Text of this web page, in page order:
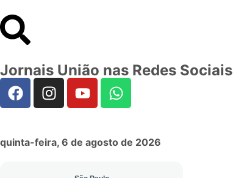
Jornais União nas Redes Sociais
quinta-feira, 6 de agosto de 2026